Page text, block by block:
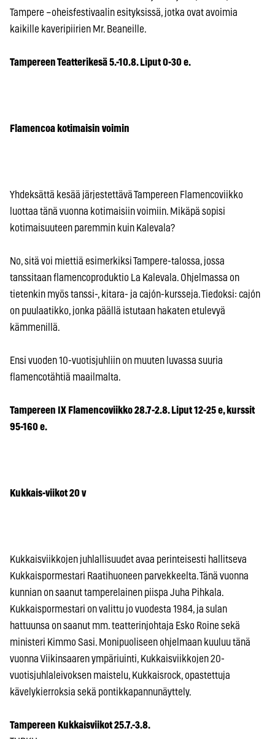
Tampere –oheisfestivaalin esityksissä, jotka ovat avoimia
kaikille kaveripiirien Mr. Beaneille.
Tampereen Teatterikesä 5.-10.8. Liput 0-30 e.
Flamencoa kotimaisin voimin
Yhdeksättä kesää järjestettävä Tampereen Flamencoviikko
luottaa tänä vuonna kotimaisiin voimiin. Mikäpä sopisi
kotimaisuuteen paremmin kuin Kalevala?
No, sitä voi miettiä esimerkiksi Tampere-talossa, jossa
tanssitaan flamencoproduktio La Kalevala. Ohjelmassa on
tietenkin myös tanssi-, kitara- ja cajón-kursseja. Tiedoksi: cajón
on puulaatikko, jonka päällä istutaan hakaten etulevyä
kämmenillä.
Ensi vuoden 10-vuotisjuhliin on muuten luvassa suuria
flamencotähtiä maailmalta.
Tampereen IX Flamencoviikko 28.7-2.8. Liput 12-25 e, kurssit
95-160 e.
Kukkais-viikot 20 v
Kukkaisviikkojen juhlallisuudet avaa perinteisesti hallitseva
Kukkaispormestari Raatihuoneen parvekkeelta. Tänä vuonna
kunnian on saanut tamperelainen piispa Juha Pihkala.
Kukkaispormestari on valittu jo vuodesta 1984, ja sulan
hattuunsa on saanut mm. teatterinjohtaja Esko Roine sekä
ministeri Kimmo Sasi. Monipuoliseen ohjelmaan kuuluu tänä
vuonna Viikinsaaren ympäriuinti, Kukkaisviikkojen 20-
vuotisjuhlaleivoksen maistelu, Kukkaisrock, opastettuja
kävelykierroksia sekä pontikkapannunäyttely.
Tampereen Kukkaisviikot 25.7.-3.8.